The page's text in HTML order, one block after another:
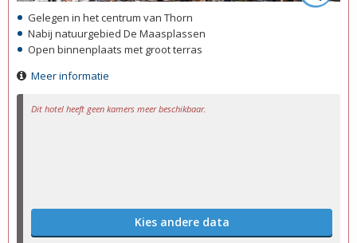
Dit hotel heeft geen kamers meer beschikbaar.
Kies andere data
Gelegen in het centrum van Thorn
Nabij natuurgebied De Maasplassen
Open binnenplaats met groot terras
Meer informatie